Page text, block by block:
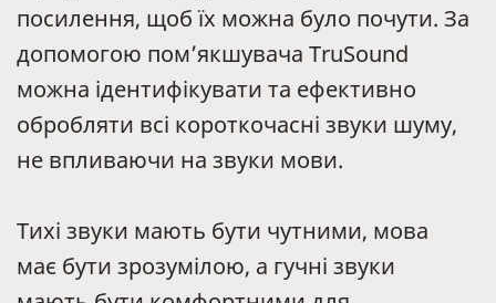
посилення, щоб їх можна було почути. За
допомогою пом’якшувача TruSound
можна ідентифікувати та ефективно
обробляти всі короткочасні звуки шуму,
не впливаючи на звуки мови.
Тихі звуки мають бути чутними, мова
має бути зрозумілою, а гучні звуки